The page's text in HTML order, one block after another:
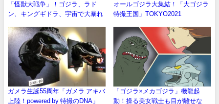
「怪獣大戦争」！ゴジラ、ラド
ン、キングギドラ、宇宙で大暴れ
オールゴジラ大集結！「大ゴジラ
特撮王国」TOKYO2021
ガメラ生誕55周年「ガメラ アキバ
上陸！powered by 特撮のDNA」
「ゴジラ×メカゴジラ」機龍起
動！操る美女戦士も目が離せな